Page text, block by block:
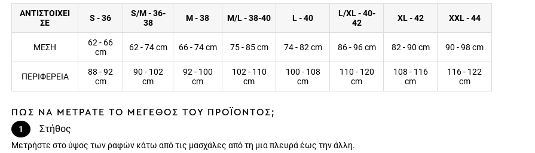
ΑΝΤΙΣΤΟΙΧΕΙ
ΣΕ
S - 36
S/M - 36-
38
M - 38 M/L - 38-40 L - 40
L/XL - 40-
42
XL - 42 XXL - 44
ΜΕΣΗ
62 - 66
cm
62 - 74 cm 66 - 74 cm 75 - 85 cm 74 - 82 cm 86 - 96 cm 82 - 90 cm 90 - 98 cm
ΠΕΡΙΦΕΡΕΙΑ
88 - 92
cm
90 - 102
cm
92 - 100
cm
102 - 110
cm
100 - 108
cm
110 - 120
cm
108 - 116
cm
116 - 122
cm
ΠΩΣ ΝΑ ΜΕΤΡΑΤΕ ΤΟ ΜΕΓΕΘΟΣ ΤΟΥ ΠΡΟΪΟΝΤΟΣ;
1
Στήθος
Μετρήστε στο ύψος των ραφών κάτω από τις μασχάλες από τη μια πλευρά έως την άλλη.